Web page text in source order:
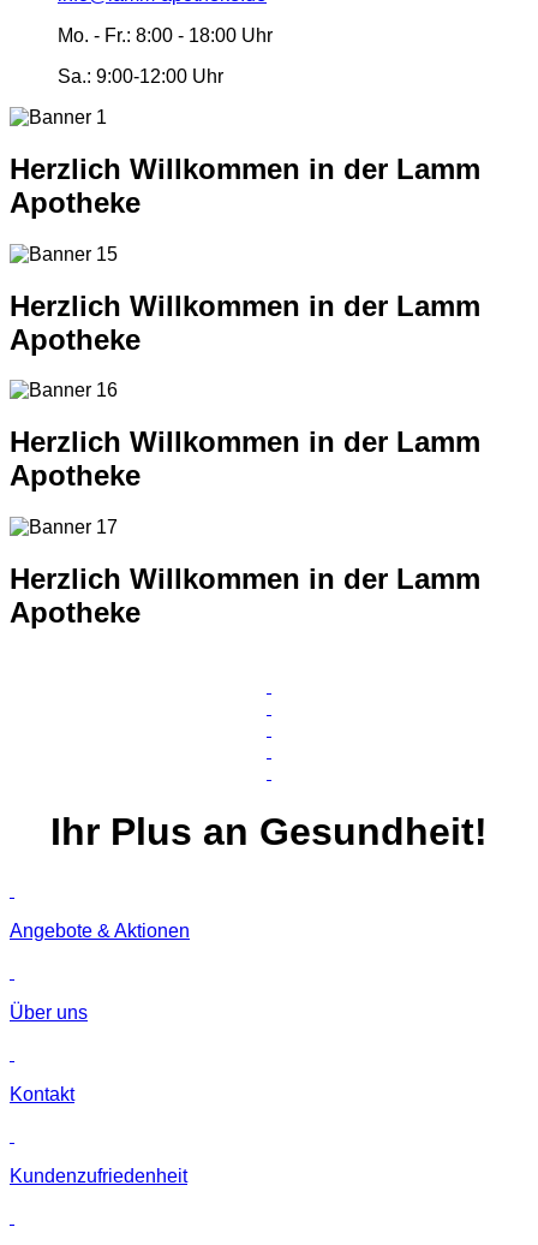
Mo. - Fr.: 8:00 - 18:00 Uhr
Sa.: 9:00-12:00 Uhr
Herzlich Willkommen in der Lamm
Apotheke
Herzlich Willkommen in der Lamm
Apotheke
Herzlich Willkommen in der Lamm
Apotheke
Herzlich Willkommen in der Lamm
Apotheke
Ihr Plus an Gesundheit!
Angebote & Aktionen
Über uns
Kontakt
Kunden­zufriedenheit